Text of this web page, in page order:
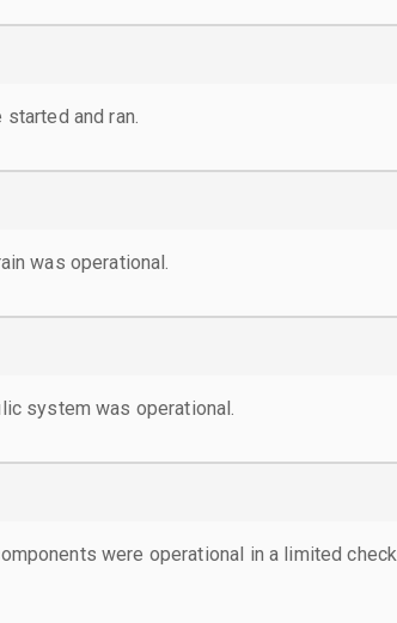
and ran.
was operational.
system was operational.
were operational in a limited check.